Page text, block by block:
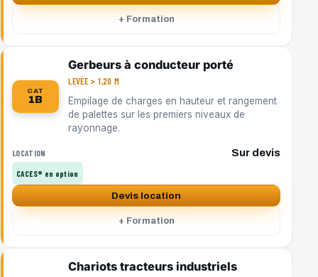
+ Formation
CAT
1B
Gerbeurs à conducteur porté
LEVÉE > 1,20 M
Empilage de charges en hauteur et rangement
de palettes sur les premiers niveaux de
rayonnage.
LOCATION Sur devis
CACES® en option
Devis location
+ Formation
Chariots tracteurs industriels